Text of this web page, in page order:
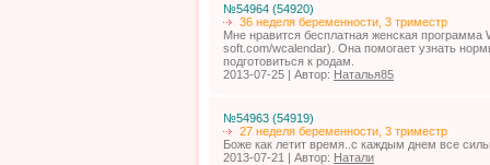
№54964 (54920)
36 неделя беременности, 3 триместр
Мне нравится бесплатная женская программа
soft.com/wcalendar). Она помогает узнать
подготовиться к родам.
2013-07-25 | Автор: Наталья85
№54963 (54919)
27 неделя беременности, 3 триместр
Боже как летит время..с каждым днем все
2013-07-21 | Автор: Натали